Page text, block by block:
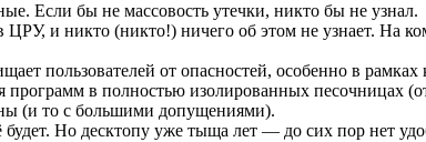
Если бы не массовость утечки, никто бы не узнал.
и никто (никто!) ничего об этом не узнает. На
пользователей от опасностей, особенно в
в полностью изолированных песочницах
(и то с большими допущениями).
Но десктопу уже тыща лет — до сих пор нет